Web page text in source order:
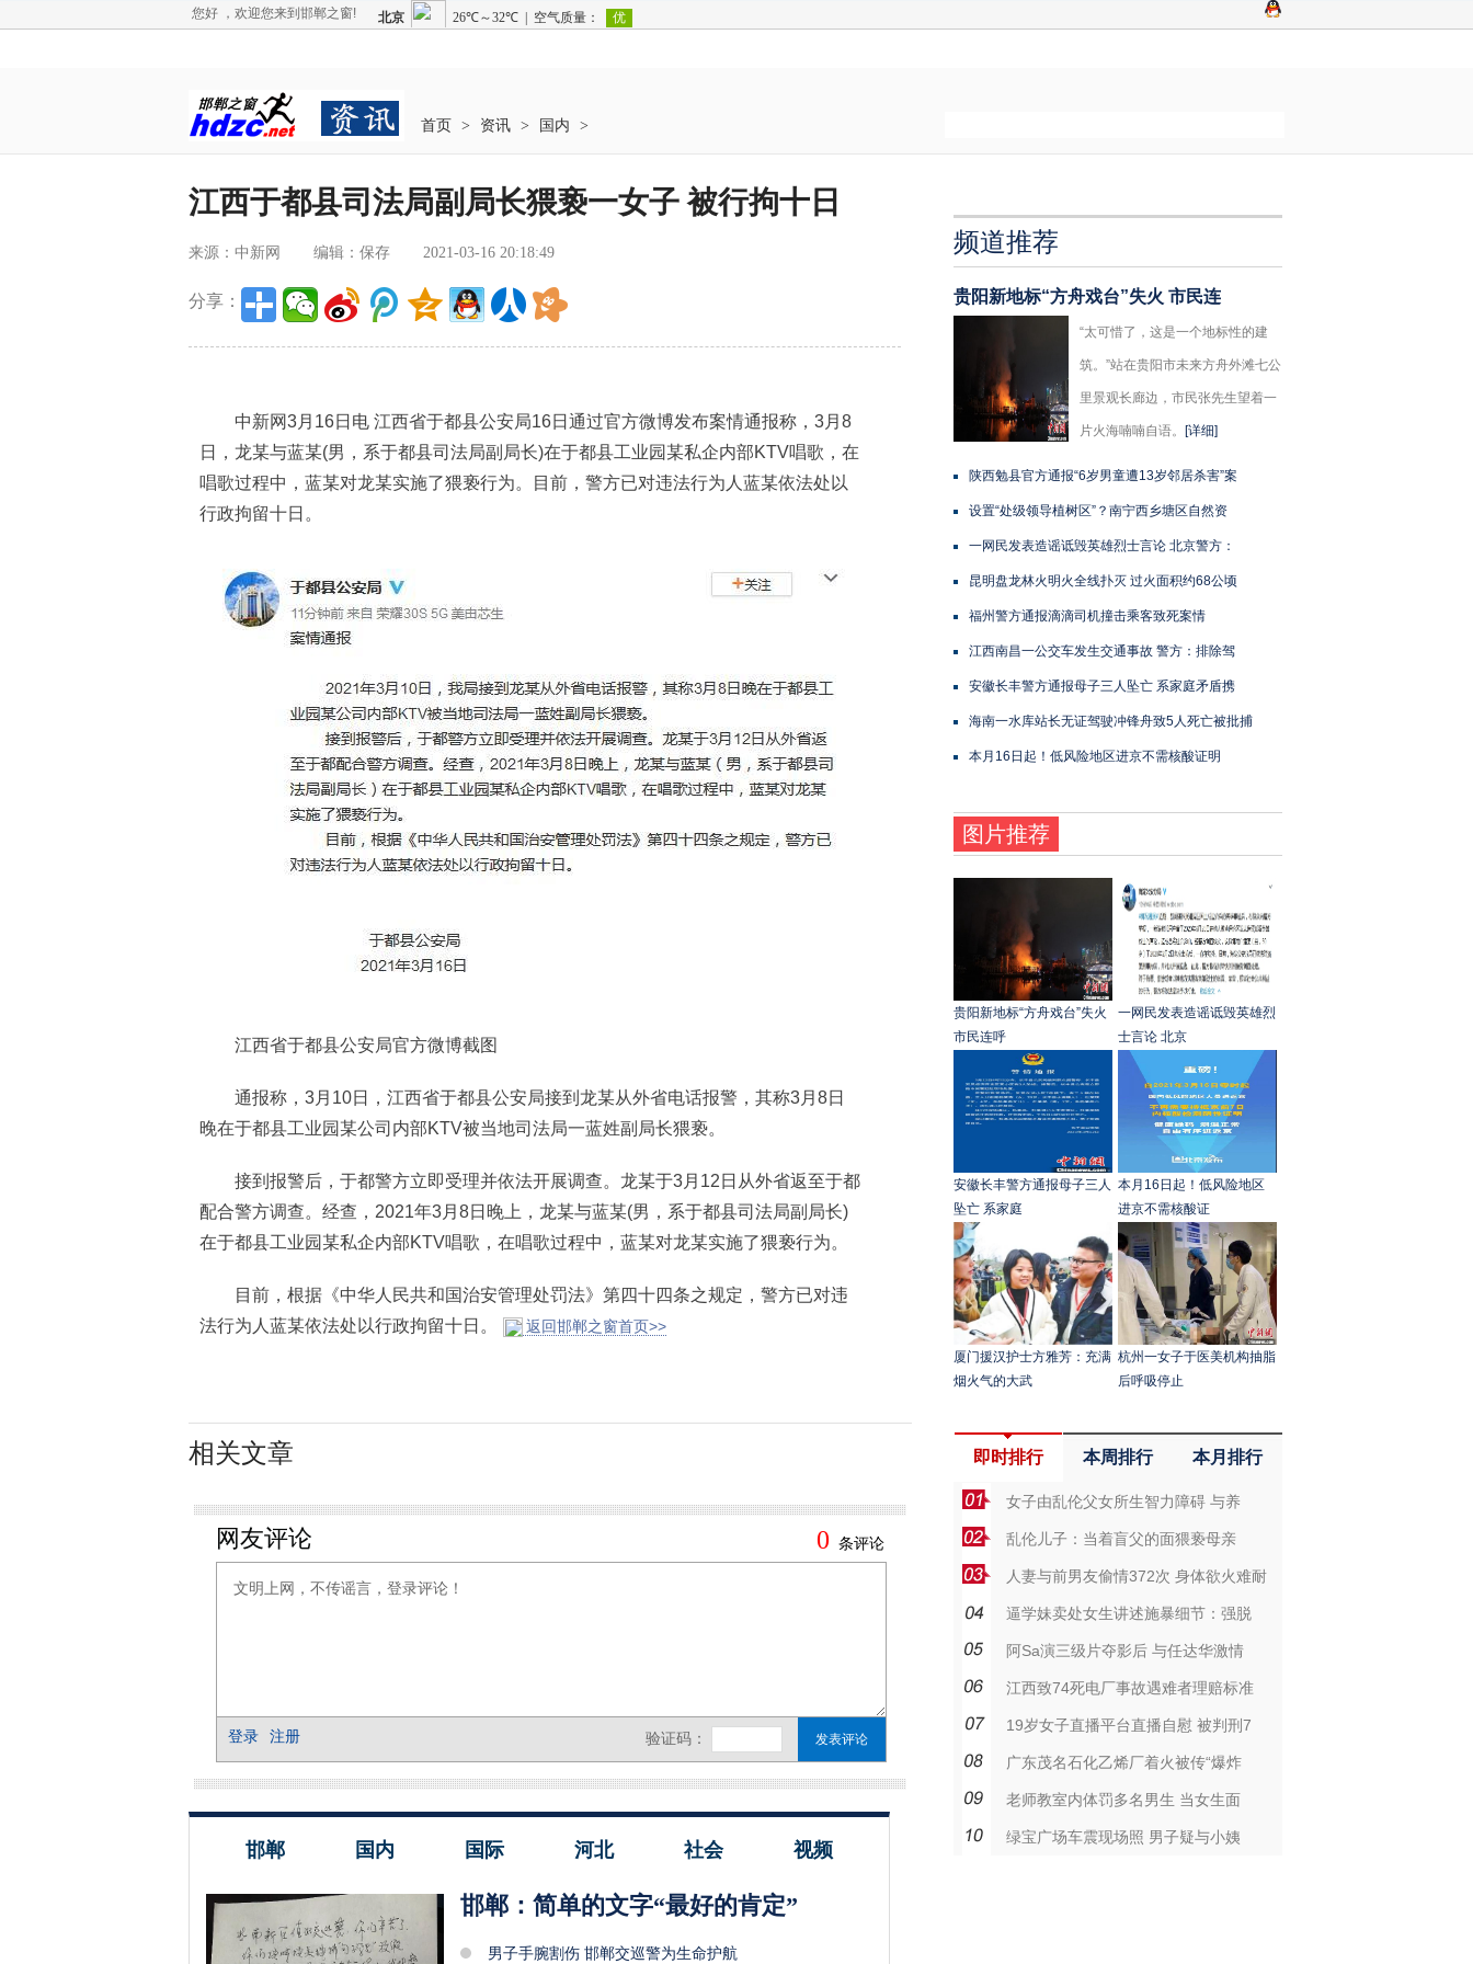
您好 ，欢迎您来到邯郸之窗!
首页 > 资讯 > 国内 >
江西于都县司法局副局长猥亵一女子 被行拘十日
来源：中新网 编辑：保存 2021-03-16 20:18:49
分享：
中新网3月16日电 江西省于都县公安局16日通过官方微博发布案情通报称，3月8
日，龙某与蓝某(男，系于都县司法局副局长)在于都县工业园某私企内部KTV唱歌，在
唱歌过程中，蓝某对龙某实施了猥亵行为。目前，警方已对违法行为人蓝某依法处以
行政拘留十日。
江西省于都县公安局官方微博截图
通报称，3月10日，江西省于都县公安局接到龙某从外省电话报警，其称3月8日
晚在于都县工业园某公司内部KTV被当地司法局一蓝姓副局长猥亵。
接到报警后，于都警方立即受理并依法开展调查。龙某于3月12日从外省返至于都
配合警方调查。经查，2021年3月8日晚上，龙某与蓝某(男，系于都县司法局副局长)
在于都县工业园某私企内部KTV唱歌，在唱歌过程中，蓝某对龙某实施了猥亵行为。
目前，根据《中华人民共和国治安管理处罚法》第四十四条之规定，警方已对违
法行为人蓝某依法处以行政拘留十日。
返回邯郸之窗首页>>
相关文章
邯郸 国内 国际 河北 社会 视频
邯郸：简单的文字“最好的肯定”
男子手腕割伤 邯郸交巡警为生命护航
频道推荐
贵阳新地标“方舟戏台”失火 市民连
“太可惜了，这是一个地标性的建
筑。”站在贵阳市未来方舟外滩七公
里景观长廊边，市民张先生望着一
片火海喃喃自语。 [详细]
陕西勉县官方通报“6岁男童遭13岁邻居杀害”案
设置“处级领导植树区”？南宁西乡塘区自然资
一网民发表造谣诋毁英雄烈士言论 北京警方：
昆明盘龙林火明火全线扑灭 过火面积约68公顷
福州警方通报滴滴司机撞击乘客致死案情
江西南昌一公交车发生交通事故 警方：排除驾
安徽长丰警方通报母子三人坠亡 系家庭矛盾携
海南一水库站长无证驾驶冲锋舟致5人死亡被批捕
本月16日起！低风险地区进京不需核酸证明
图片推荐
贵阳新地标“方舟戏台”失火
市民连呼
一网民发表造谣诋毁英雄烈
士言论 北京
安徽长丰警方通报母子三人
坠亡 系家庭
本月16日起！低风险地区
进京不需核酸证
厦门援汉护士方雅芳：充满
烟火气的大武
杭州一女子于医美机构抽脂
后呼吸停止
即时排行 本周排行 本月排行
女子由乱伦父女所生智力障碍 与养
乱伦儿子：当着盲父的面猥亵母亲
人妻与前男友偷情372次 身体欲火难耐
逼学妹卖处女生讲述施暴细节：强脱
阿Sa演三级片夺影后 与任达华激情
江西致74死电厂事故遇难者理赔标准
19岁女子直播平台直播自慰 被判刑7
广东茂名石化乙烯厂着火被传“爆炸
老师教室内体罚多名男生 当女生面
绿宝广场车震现场照 男子疑与小姨